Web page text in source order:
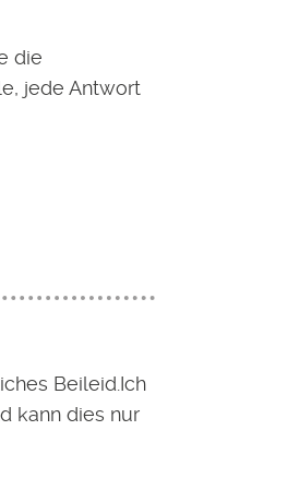
die
jede Antwort
Beileid.Ich
kann dies nur